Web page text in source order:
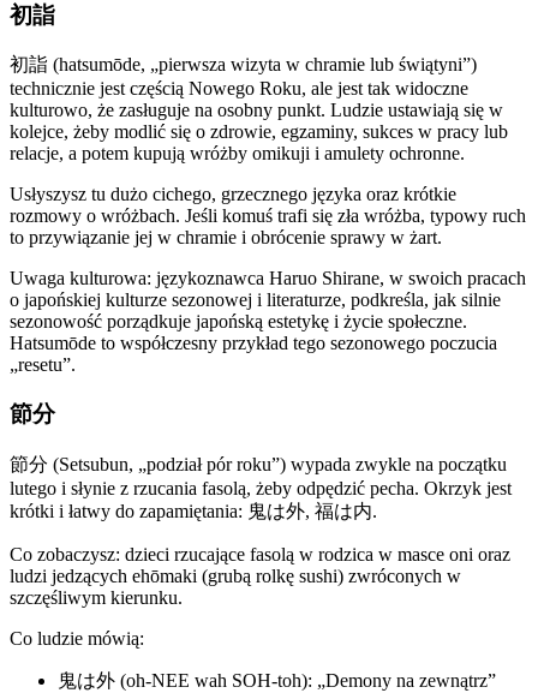
初詣
初詣 (hatsumōde, „pierwsza wizyta w chramie lub świątyni”)
technicznie jest częścią Nowego Roku, ale jest tak widoczne
kulturowo, że zasługuje na osobny punkt. Ludzie ustawiają się w
kolejce, żeby modlić się o zdrowie, egzaminy, sukces w pracy lub
relacje, a potem kupują wróżby omikuji i amulety ochronne.
Usłyszysz tu dużo cichego, grzecznego języka oraz krótkie
rozmowy o wróżbach. Jeśli komuś trafi się zła wróżba, typowy ruch
to przywiązanie jej w chramie i obrócenie sprawy w żart.
Uwaga kulturowa: językoznawca Haruo Shirane, w swoich pracach
o japońskiej kulturze sezonowej i literaturze, podkreśla, jak silnie
sezonowość porządkuje japońską estetykę i życie społeczne.
Hatsumōde to współczesny przykład tego sezonowego poczucia
„resetu”.
節分
節分 (Setsubun, „podział pór roku”) wypada zwykle na początku
lutego i słynie z rzucania fasolą, żeby odpędzić pecha. Okrzyk jest
krótki i łatwy do zapamiętania: 鬼は外, 福は内.
Co zobaczysz: dzieci rzucające fasolą w rodzica w masce oni oraz
ludzi jedzących ehōmaki (grubą rolkę sushi) zwróconych w
szczęśliwym kierunku.
Co ludzie mówią:
鬼は外 (oh-NEE wah SOH-toh): „Demony na zewnątrz”